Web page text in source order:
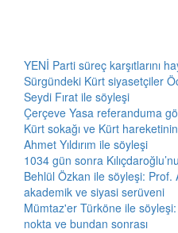
YENİ Parti süreç karşıtlarını
Sürgündeki Kürt siyasetçiler
Seydi Fırat ile söyleşi
Çerçeve Yasa referanduma
Kürt sokağı ve Kürt
Ahmet Yıldırım ile söyleşi
1034 gün sonra
Behlül Özkan ile söyleşi:
akademik ve siyasi serüveni
Mümtaz'er Türköne ile
nokta ve bundan sonrası